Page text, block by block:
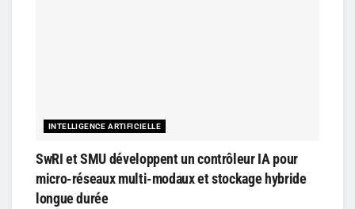
INTELLIGENCE ARTIFICIELLE
SwRI et SMU développent un contrôleur IA pour
micro-réseaux multi-modaux et stockage hybride
longue durée